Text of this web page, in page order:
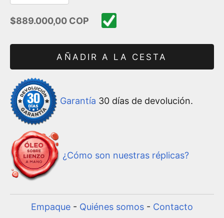
Precio de oferta
$889.000,00 COP
AÑADIR A LA CESTA
Garantía 30 días de devolución.
¿Cómo son nuestras réplicas?
Empaque - Quiénes somos - Contacto